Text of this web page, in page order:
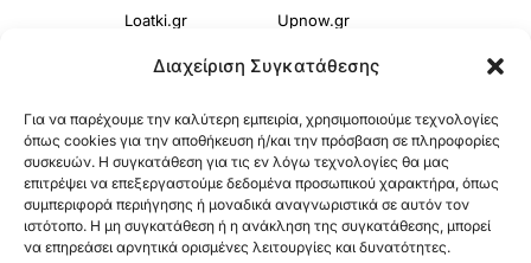
Διαχείριση Συγκατάθεσης
Για να παρέχουμε την καλύτερη εμπειρία, χρησιμοποιούμε τεχνολογίες
όπως cookies για την αποθήκευση ή/και την πρόσβαση σε πληροφορίες
συσκευών. Η συγκατάθεση για τις εν λόγω τεχνολογίες θα μας
επιτρέψει να επεξεργαστούμε δεδομένα προσωπικού χαρακτήρα, όπως
συμπεριφορά περιήγησης ή μοναδικά αναγνωριστικά σε αυτόν τον
ιστότοπο. Η μη συγκατάθεση ή η ανάκληση της συγκατάθεσης, μπορεί
να επηρεάσει αρνητικά ορισμένες λειτουργίες και δυνατότητες.
Loatki.gr Upnow.gr
Loveis.gr VresSyntages.gr
ModernaGynaika.gr Xristianika.gr
OikonomiaPlus.gr ZoumeKalytera.gr
Oikotropia.gr ZoumeSpiti.gr